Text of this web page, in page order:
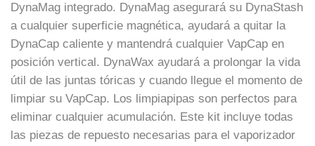
DynaMag integrado. DynaMag asegurará su DynaStash
a cualquier superficie magnética, ayudará a quitar la
DynaCap caliente y mantendrá cualquier VapCap en
posición vertical. DynaWax ayudará a prolongar la vida
útil de las juntas tóricas y cuando llegue el momento de
limpiar su VapCap. Los limpiapipas son perfectos para
eliminar cualquier acumulación. Este kit incluye todas
las piezas de repuesto necesarias para el vaporizador